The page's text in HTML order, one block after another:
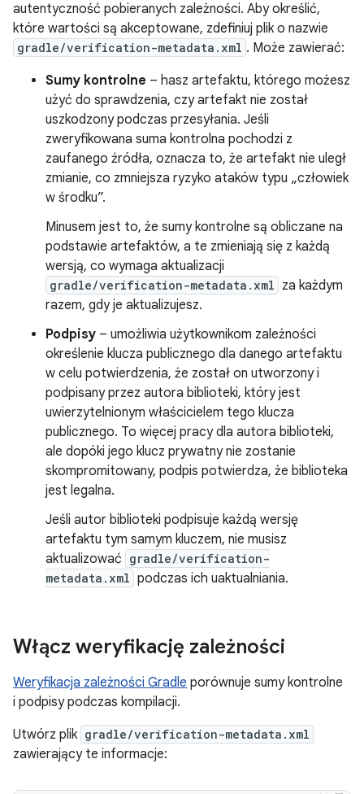
autentyczność pobieranych zależności. Aby określić,
które wartości są akceptowane, zdefiniuj plik o nazwie
gradle/verification-metadata.xml . Może zawierać:
Sumy kontrolne – hasz artefaktu, którego możesz
użyć do sprawdzenia, czy artefakt nie został
uszkodzony podczas przesyłania. Jeśli
zweryfikowana suma kontrolna pochodzi z
zaufanego źródła, oznacza to, że artefakt nie uległ
zmianie, co zmniejsza ryzyko ataków typu „człowiek
w środku”.
Minusem jest to, że sumy kontrolne są obliczane na
podstawie artefaktów, a te zmieniają się z każdą
wersją, co wymaga aktualizacji
gradle/verification-metadata.xml za każdym
razem, gdy je aktualizujesz.
Podpisy – umożliwia użytkownikom zależności
określenie klucza publicznego dla danego artefaktu
w celu potwierdzenia, że został on utworzony i
podpisany przez autora biblioteki, który jest
uwierzytelnionym właścicielem tego klucza
publicznego. To więcej pracy dla autora biblioteki,
ale dopóki jego klucz prywatny nie zostanie
skompromitowany, podpis potwierdza, że biblioteka
jest legalna.
Jeśli autor biblioteki podpisuje każdą wersję
artefaktu tym samym kluczem, nie musisz
aktualizować gradle/verification-
metadata.xml podczas ich uaktualniania.
Włącz weryfikację zależności
Weryfikacja zależności Gradle porównuje sumy kontrolne
i podpisy podczas kompilacji.
Utwórz plik gradle/verification-metadata.xml
zawierający te informacje: